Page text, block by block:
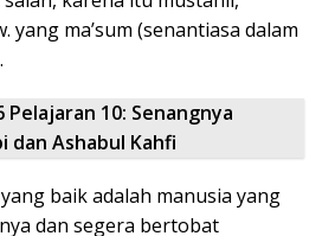
yang ma’sum (senantiasa dalam
Pelajaran 10: Senangnya
dan Ashabul Kahfi
baik adalah manusia yang
dan segera bertobat